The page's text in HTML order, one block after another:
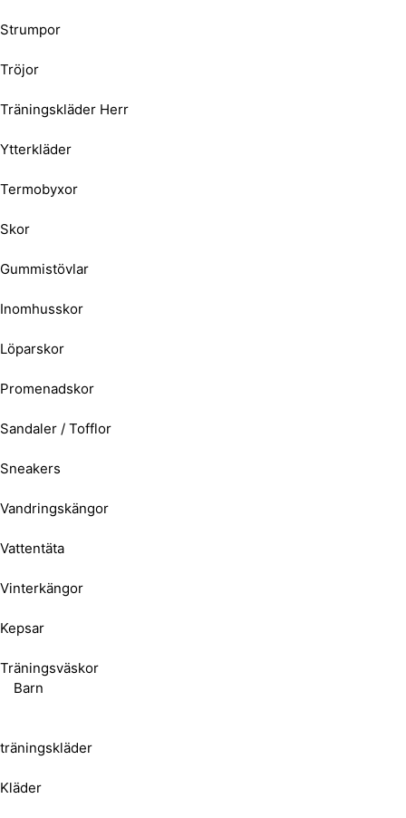
Strumpor
Tröjor
Träningskläder Herr
Ytterkläder
Termobyxor
Skor
Gummistövlar
Inomhusskor
Löparskor
Promenadskor
Sandaler / Tofflor
Sneakers
Vandringskängor
Vattentäta
Vinterkängor
Kepsar
Träningsväskor
Barn
träningskläder
Kläder